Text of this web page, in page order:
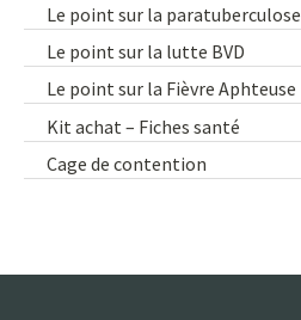
Le point sur la paratuberculose
Le point sur la lutte BVD
Le point sur la Fièvre Aphteuse
Kit achat – Fiches santé
Cage de contention